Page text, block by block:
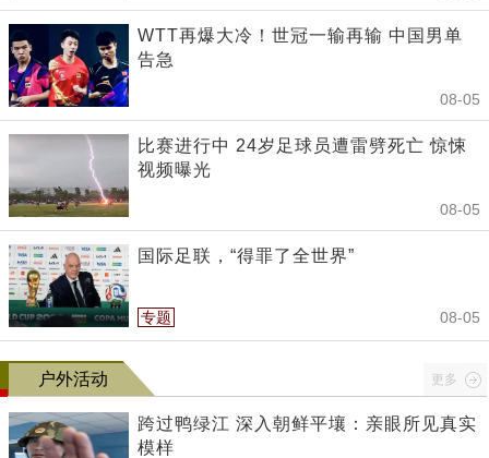
WTT再爆大冷！世冠一输再输 中国男单
告急
08-05
比赛进行中 24岁足球员遭雷劈死亡 惊悚
视频曝光
08-05
国际足联，“得罪了全世界”
专题 08-05
户外活动 更多
跨过鸭绿江 深入朝鲜平壤：亲眼所见真实
模样